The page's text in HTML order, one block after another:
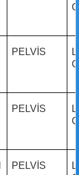
PELVİS
PELVİS
PELVİS